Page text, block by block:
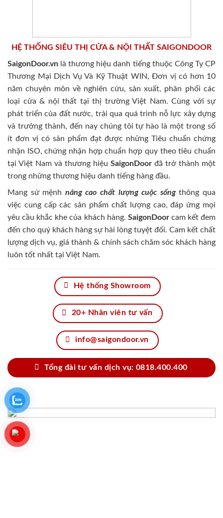
HỆ THỐNG SIÊU THỊ CỬA & NỘI THẤT SAIGONDOOR
SaigonDoor.vn là thương hiệu danh tiếng thuộc Công Ty CP
Thương Mại Dịch Vụ Và Kỹ Thuật WIN, Đơn vị có hơn 10
năm chuyên môn về nghiên cứu, sản xuất, phân phối các
loại cửa & nội thất tại thị trường Việt Nam. Cùng với sự
phát triển của đất nước, trải qua quá trình nỗ lực xây dựng
và trưởng thành, đến nay chúng tôi tự hào là một trong số
ít đơn vị có sản phẩm đạt được những Tiêu chuẩn chứng
nhận ISO, chứng nhận hợp chuẩn hợp quy theo tiêu chuẩn
tại Việt Nam và thương hiệu SaigonDoor đã trở thành một
trong những thương hiệu danh tiếng hàng đầu.
Mang sứ mệnh nâng cao chất lượng cuộc sốngthông qua
việc cung cấp các sản phẩm chất lượng cao, đáp ứng mọi
yêu cầu khắc khe của khách hàng. SaigonDoorcam kết đem
đến cho quý khách hàng sự hài lòng tuyệt đối. Cam kết chất
lượng dịch vụ, giá thành & chính sách chăm sóc khách hàng
luôn tốt nhất tại Việt Nam.
Hệ thống Showroom
20+ Nhân viên tư vấn
info@saigondoor.vn
Tổng đài tư vấn dịch vụ: 0818.400.400